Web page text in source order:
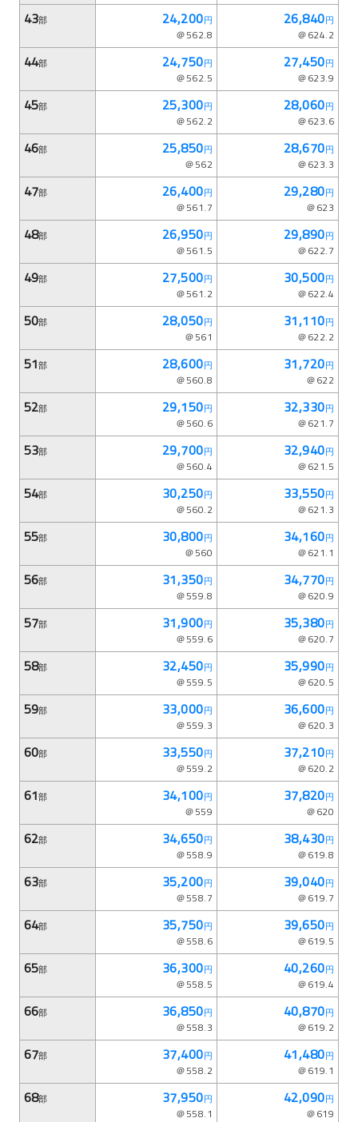
43部 24,200円
＠562.8
26,840円
＠624.2
44部 24,750円
＠562.5
27,450円
＠623.9
45部 25,300円
＠562.2
28,060円
＠623.6
46部 25,850円
＠562
28,670円
＠623.3
47部 26,400円
＠561.7
29,280円
＠623
48部 26,950円
＠561.5
29,890円
＠622.7
49部 27,500円
＠561.2
30,500円
＠622.4
50部 28,050円
＠561
31,110円
＠622.2
51部 28,600円
＠560.8
31,720円
＠622
52部 29,150円
＠560.6
32,330円
＠621.7
53部 29,700円
＠560.4
32,940円
＠621.5
54部 30,250円
＠560.2
33,550円
＠621.3
55部 30,800円
＠560
34,160円
＠621.1
56部 31,350円
＠559.8
34,770円
＠620.9
57部 31,900円
＠559.6
35,380円
＠620.7
58部 32,450円
＠559.5
35,990円
＠620.5
59部 33,000円
＠559.3
36,600円
＠620.3
60部 33,550円
＠559.2
37,210円
＠620.2
61部 34,100円
＠559
37,820円
＠620
62部 34,650円
＠558.9
38,430円
＠619.8
63部 35,200円
＠558.7
39,040円
＠619.7
64部 35,750円
＠558.6
39,650円
＠619.5
65部 36,300円
＠558.5
40,260円
＠619.4
66部 36,850円
＠558.3
40,870円
＠619.2
67部 37,400円
＠558.2
41,480円
＠619.1
68部 37,950円
＠558.1
42,090円
＠619